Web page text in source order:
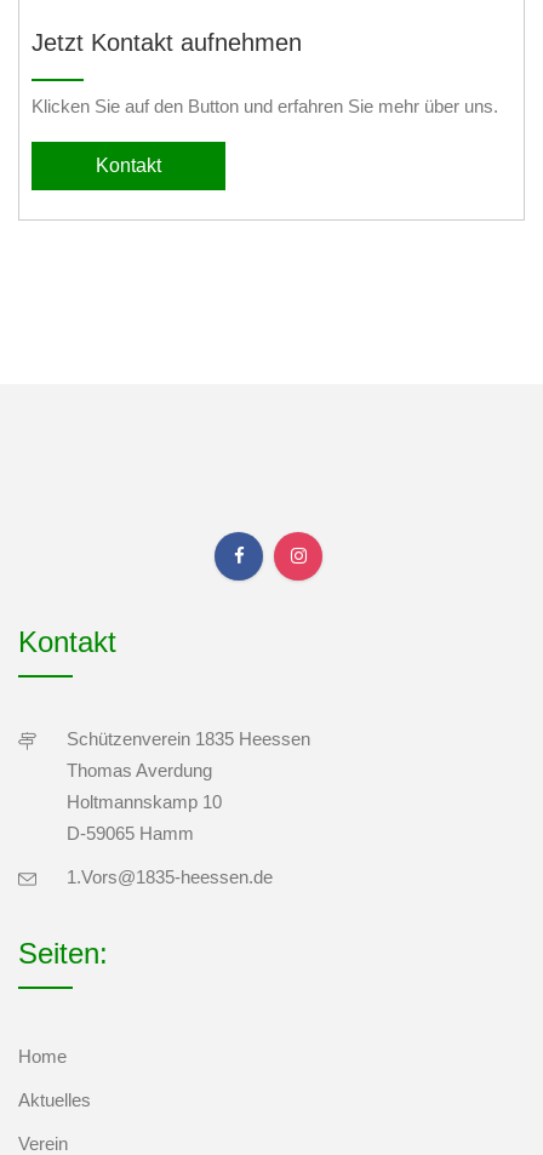
Jetzt Kontakt aufnehmen
Klicken Sie auf den Button und erfahren Sie mehr über uns.
Kontakt
Kontakt
Schützenverein 1835 Heessen
Thomas Averdung
Holtmannskamp 10
D-59065 Hamm
1.Vors@1835-heessen.de
Seiten:
Home
Aktuelles
Verein